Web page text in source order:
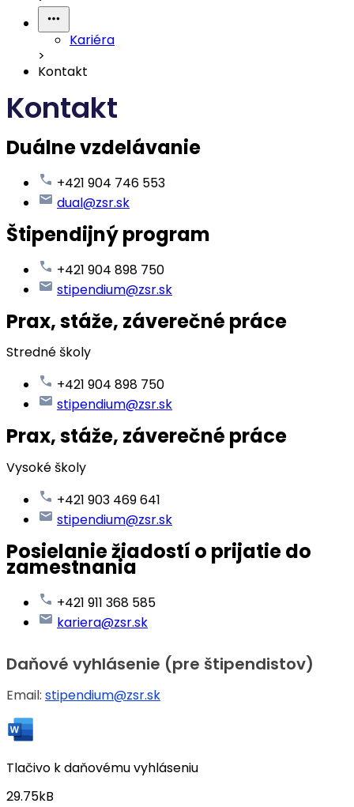
Kariéra
>
Kontakt
Kontakt
Duálne vzdelávanie
+421 904 746 553
dual@zsr.sk
Štipendijný program
+421 904 898 750
stipendium@zsr.sk
Prax, stáže, záverečné práce
Stredné školy
+421 904 898 750
stipendium@zsr.sk
Prax, stáže, záverečné práce
Vysoké školy
+421 903 469 641
stipendium@zsr.sk
Posielanie žiadostí o prijatie do
zamestnania
+421 911 368 585
kariera@zsr.sk
Daňové vyhlásenie (pre štipendistov)
Email: stipendium@zsr.sk
Tlačivo k daňovému vyhláseniu
29.75kB